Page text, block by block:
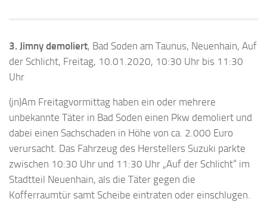
3. Jimny demoliert, Bad Soden am Taunus, Neuenhain, Auf
der Schlicht, Freitag, 10.01.2020, 10:30 Uhr bis 11:30
Uhr
(jn)Am Freitagvormittag haben ein oder mehrere
unbekannte Täter in Bad Soden einen Pkw demoliert und
dabei einen Sachschaden in Höhe von ca. 2.000 Euro
verursacht. Das Fahrzeug des Herstellers Suzuki parkte
zwischen 10:30 Uhr und 11:30 Uhr „Auf der Schlicht“ im
Stadtteil Neuenhain, als die Täter gegen die
Kofferraumtür samt Scheibe eintraten oder einschlugen.